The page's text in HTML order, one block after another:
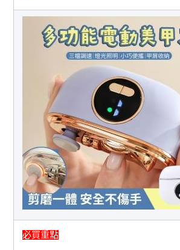
必買重點